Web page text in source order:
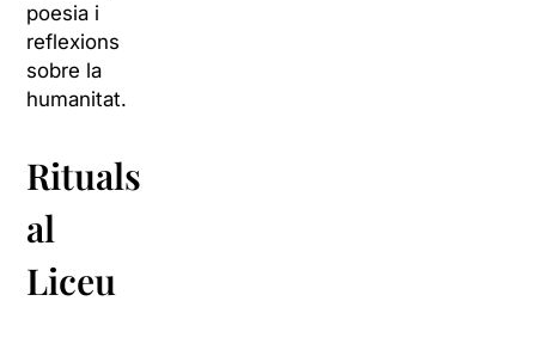
poesia i
reflexions
sobre la
humanitat.
Rituals
al
Liceu